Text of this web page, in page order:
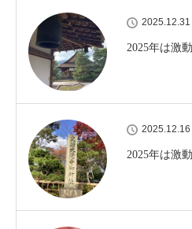
2025.12.31
2025年は激
2025.12.16
2025年は激